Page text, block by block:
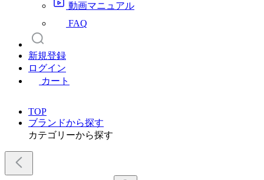
動画マニュアル
FAQ
新規登録
ログイン
カート
TOP
ブランドから探す
カテゴリーから探す